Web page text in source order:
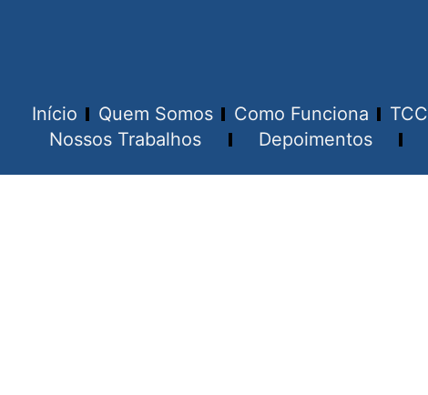
Início Quem Somos Como Funciona TCC
Nossos Trabalhos
Depoimentos